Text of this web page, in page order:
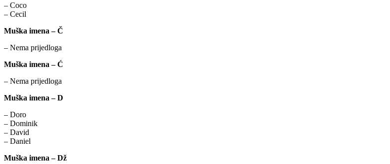
– Coco
– Cecil
Muška imena – Č
– Nema prijedloga
Muška imena – Ć
– Nema prijedloga
Muška imena – D
– Doro
– Dominik
– David
– Daniel
Muška imena – Dž